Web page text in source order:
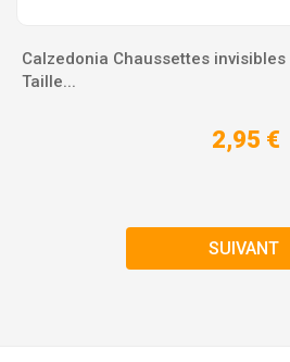
Calzedonia Chaussettes
Taille...
2,95 €
SUIVANT